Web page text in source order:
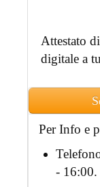
Attestato
digitale a
Per Info e
- 16:00.